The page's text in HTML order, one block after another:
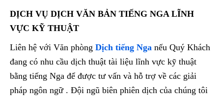
DỊCH VỤ DỊCH VĂN BẢN TIẾNG NGA LĨNH
VỰC KỸ THUẬT
Liên hệ với Văn phòng Dịch tiếng Nga nếu Quý Khách
đang có nhu cầu dịch thuật tài liệu lĩnh vực kỹ thuật
bằng tiếng Nga để được tư vấn và hỗ trợ về các giải
pháp ngôn ngữ . Đội ngũ biên phiên dịch của chúng tôi